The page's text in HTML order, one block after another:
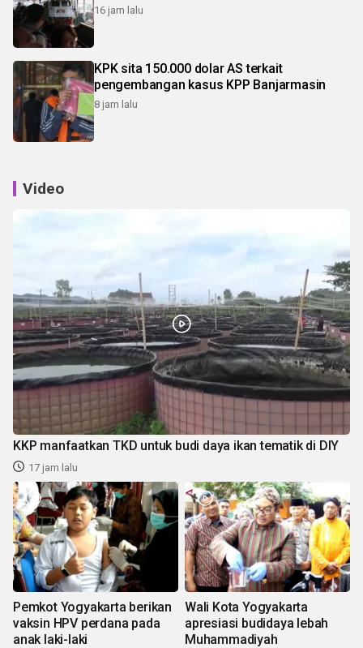
16 jam lalu
KPK sita 150.000 dolar AS terkait
pengembangan kasus KPP Banjarmasin
8 jam lalu
Video
KKP manfaatkan TKD untuk budi daya ikan tematik di DIY
17 jam lalu
Pemkot Yogyakarta berikan
vaksin HPV perdana pada
anak laki-laki
Wali Kota Yogyakarta
apresiasi budidaya lebah
Muhammadiyah